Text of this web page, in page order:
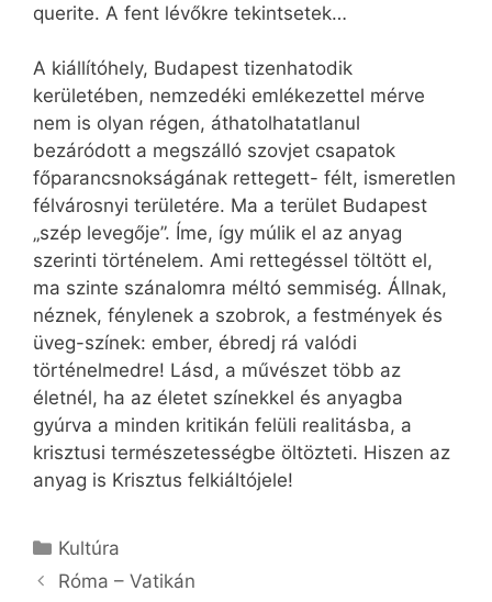
querite. A fent lévőkre tekintsetek…
A kiállítóhely, Budapest tizenhatodik
kerületében, nemzedéki emlékezettel mérve
nem is olyan régen, áthatolhatatlanul
bezáródott a megszálló szovjet csapatok
főparancsnokságának rettegett- félt, ismeretlen
félvárosnyi területére. Ma a terület Budapest
„szép levegője”. Íme, így múlik el az anyag
szerinti történelem. Ami rettegéssel töltött el,
ma szinte szánalomra méltó semmiség. Állnak,
néznek, fénylenek a szobrok, a festmények és
üveg-színek: ember, ébredj rá valódi
történelmedre! Lásd, a művészet több az
életnél, ha az életet színekkel és anyagba
gyúrva a minden kritikán felüli realitásba, a
krisztusi természetességbe öltözteti. Hiszen az
anyag is Krisztus felkiáltójele!
Kategória
Kultúra
Róma – Vatikán